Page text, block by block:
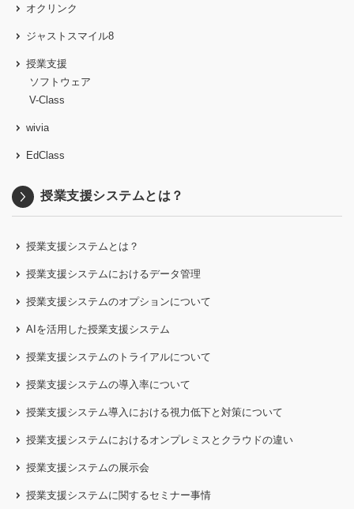
オクリンク
ジャストスマイル8
授業支援
ソフトウェア
V-Class
wivia
EdClass
授業支援システムとは？
授業支援システムとは？
授業支援システムにおけるデータ管理
授業支援システムのオプションについて
AIを活用した授業支援システム
授業支援システムのトライアルについて
授業支援システムの導入率について
授業支援システム導入における視力低下と対策について
授業支援システムにおけるオンプレミスとクラウドの違い
授業支援システムの展示会
授業支援システムに関するセミナー事情